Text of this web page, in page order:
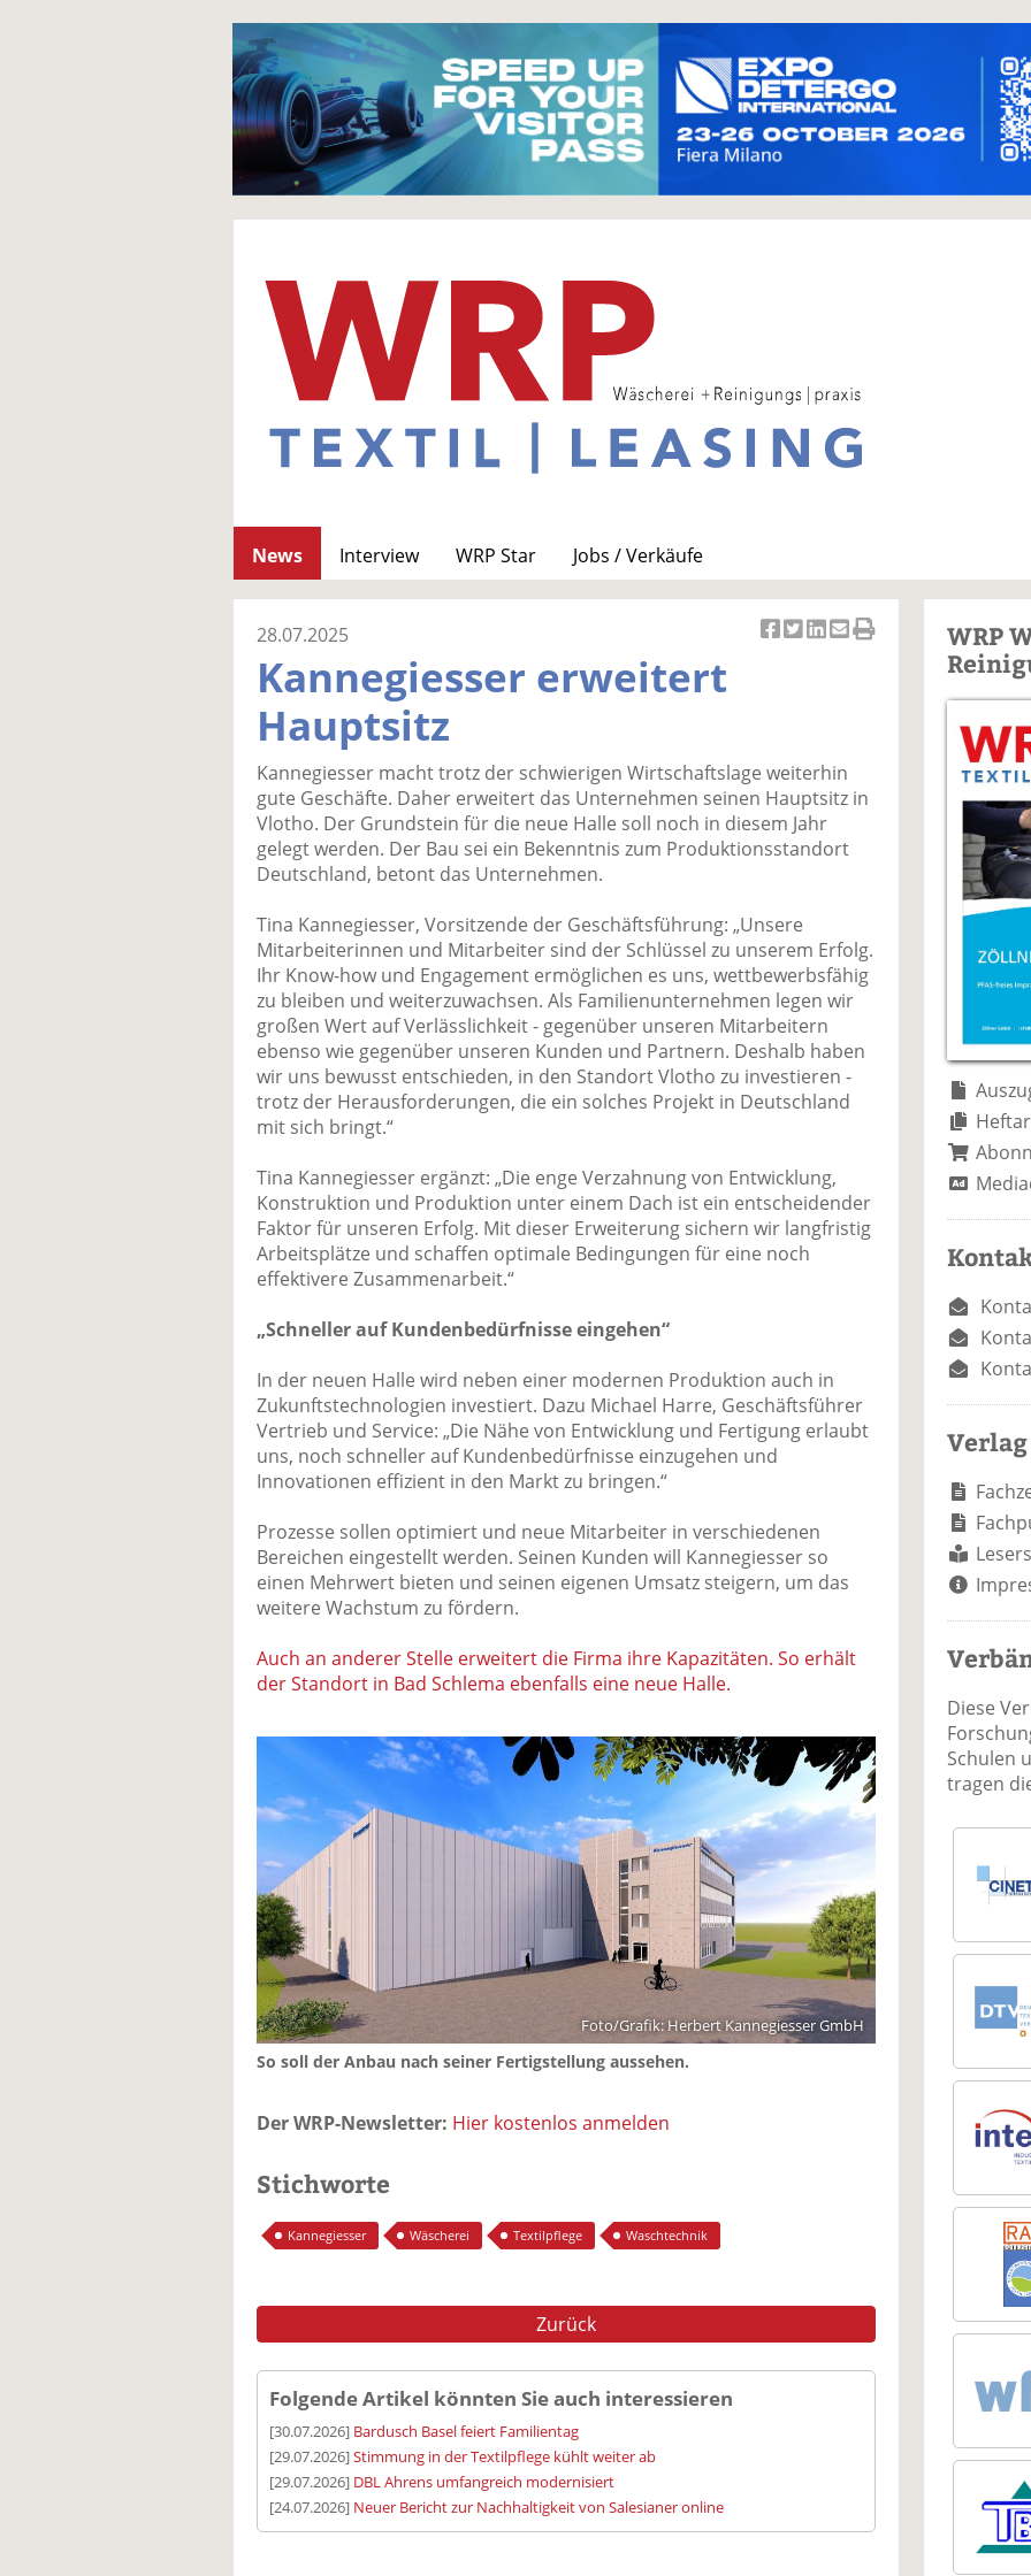
News Interview WRP Star
Jobs / Verkäufe
uf
F
ac
e
o
k
te
il
e
n
wi
tt
er
n
uf
Li
n
k
te
il
e
n
er
E
ai
se
n
d
n
ck
28.07.2025
Kannegiesser erweitert
Hauptsitz
Kannegiesser macht trotz der schwierigen Wirtschaftslage weiterhin
gute Geschäfte. Daher erweitert das Unternehmen seinen Hauptsitz in
Vlotho. Der Grundstein für die neue Halle soll noch in diesem Jahr
gelegt werden. Der Bau sei ein Bekenntnis zum Produktionsstandort
Deutschland, betont das Unternehmen.
Tina Kannegiesser, Vorsitzende der Geschäftsführung: „Unsere
Mitarbeiterinnen und Mitarbeiter sind der Schlüssel zu unserem Erfolg.
Ihr Know-how und Engagement ermöglichen es uns, wettbewerbsfähig
zu bleiben und weiterzuwachsen. Als Familienunternehmen legen wir
großen Wert auf Verlässlichkeit - gegenüber unseren Mitarbeitern
ebenso wie gegenüber unseren Kunden und Partnern. Deshalb haben
wir uns bewusst entschieden, in den Standort Vlotho zu investieren -
trotz der Herausforderungen, die ein solches Projekt in Deutschland
mit sich bringt.“
Tina Kannegiesser ergänzt: „Die enge Verzahnung von Entwicklung,
Konstruktion und Produktion unter einem Dach ist ein entscheidender
Faktor für unseren Erfolg. Mit dieser Erweiterung sichern wir langfristig
Arbeitsplätze und schaffen optimale Bedingungen für eine noch
effektivere Zusammenarbeit.“
„Schneller auf Kundenbedürfnisse eingehen“
In der neuen Halle wird neben einer modernen Produktion auch in
Zukunftstechnologien investiert. Dazu Michael Harre, Geschäftsführer
Vertrieb und Service: „Die Nähe von Entwicklung und Fertigung erlaubt
uns, noch schneller auf Kundenbedürfnisse einzugehen und
Innovationen effizient in den Markt zu bringen.“
Prozesse sollen optimiert und neue Mitarbeiter in verschiedenen
Bereichen eingestellt werden. Seinen Kunden will Kannegiesser so
einen Mehrwert bieten und seinen eigenen Umsatz steigern, um das
weitere Wachstum zu fördern.
Auch an anderer Stelle erweitert die Firma ihre Kapazitäten. So erhält
der Standort in Bad Schlema ebenfalls eine neue Halle.
Foto/Grafik: Herbert Kannegiesser GmbH
So soll der Anbau nach seiner Fertigstellung aussehen.
Der WRP-Newsletter: Hier kostenlos anmelden
Stichworte
Kannegiesser Wäscherei Textilpflege Waschtechnik
Zurück
Folgende Artikel könnten Sie auch interessieren
[30.07.2026] Bardusch Basel feiert Familientag
[29.07.2026]Stimmung in der Textilpflege kühlt weiter ab
[29.07.2026] DBL Ahrens umfangreich modernisiert
[24.07.2026] Neuer Bericht zur Nachhaltigkeit von Salesianer online
WRP
Verlag
Diese
Schulen
tragen